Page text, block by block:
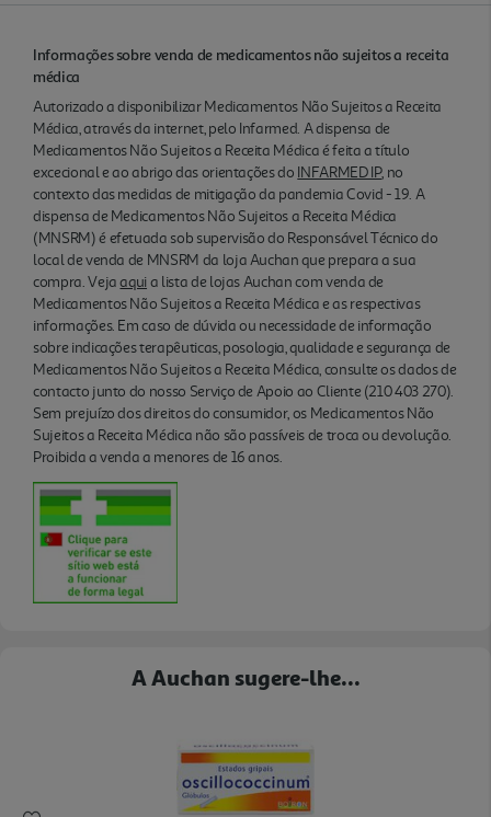
Informações sobre venda de medicamentos não sujeitos a receita
médica
Autorizado a disponibilizar Medicamentos Não Sujeitos a Receita
Médica, através da internet, pelo Infarmed. A dispensa de
Medicamentos Não Sujeitos a Receita Médica é feita a título
excecional e ao abrigo das orientações do INFARMED IP, no
contexto das medidas de mitigação da pandemia Covid - 19. A
dispensa de Medicamentos Não Sujeitos a Receita Médica
(MNSRM) é efetuada sob supervisão do Responsável Técnico do
local de venda de MNSRM da loja Auchan que prepara a sua
compra. Vejaaquia lista de lojas Auchan com venda de
Medicamentos Não Sujeitos a Receita Médica e as respectivas
informações. Em caso de dúvida ou necessidade de informação
sobre indicações terapêuticas, posologia, qualidade e segurança de
Medicamentos Não Sujeitos a Receita Médica, consulte os dados de
contacto junto do nosso Serviço de Apoio ao Cliente (210 403 270).
Sem prejuízo dos direitos do consumidor, os Medicamentos Não
Sujeitos a Receita Médica não são passíveis de troca ou devolução.
Proibida a venda a menores de 16 anos.
A Auchan sugere-lhe...